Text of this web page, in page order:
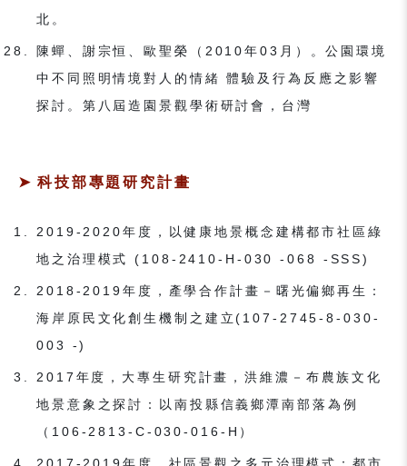
北。
陳蟬、謝宗恒、歐聖榮（2010年03月）。公園環境
中不同照明情境對人的情緒 體驗及行為反應之影響
探討。第八屆造園景觀學術研討會，台灣
科技部專題研究計畫
2019-2020年度，以健康地景概念建構都市社區綠
地之治理模式 (108-2410-H-030 -068 -SSS)
2018-2019年度，產學合作計畫－曙光偏鄉再生：
海岸原民文化創生機制之建立(107-2745-8-030-
003 -)
2017年度，大專生研究計畫，洪維濃－布農族文化
地景意象之探討：以南投縣信義鄉潭南部落為例
（106-2813-C-030-016-H）